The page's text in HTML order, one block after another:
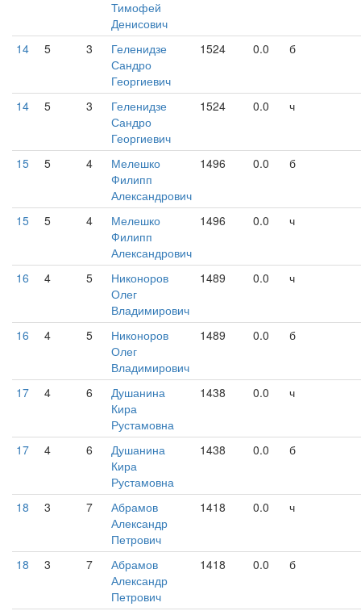
Тимофей
Денисович
14
5 3
Геленидзе
Сандро
Георгиевич
1524 0.0 б
14 5 3
Геленидзе
Сандро
Георгиевич
1524 0.0 ч
15 5 4
Мелешко
Филипп
Александрович
1496 0.0 б
15 5 4
Мелешко
Филипп
Александрович
1496 0.0 ч
16 4 5
Никоноров
Олег
Владимирович
1489 0.0 ч
16 4 5
Никоноров
Олег
Владимирович
1489 0.0 б
17 4 6
Душанина
Кира
Рустамовна
1438 0.0 ч
17 4 6
Душанина
Кира
Рустамовна
1438 0.0 б
18 3 7
Абрамов
Александр
Петрович
1418 0.0 ч
18 3 7
Абрамов
Александр
Петрович
1418 0.0 б